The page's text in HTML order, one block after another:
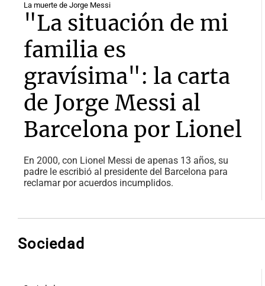
La muerte de Jorge Messi
"La situación de mi
familia es
gravísima": la carta
de Jorge Messi al
Barcelona por Lionel
En 2000, con Lionel Messi de apenas 13 años, su
padre le escribió al presidente del Barcelona para
reclamar por acuerdos incumplidos.
Sociedad